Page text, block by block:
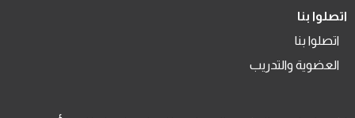
اتصلوا بنا
اتصلوا بنا
العضوية والتدريب